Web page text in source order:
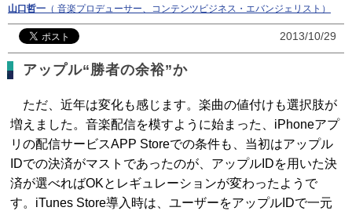
山口哲一 （ 音楽プロデューサー、コンテンツビジネス・エバンジェリスト）
2013/10/29
アップル“勝者の余裕”か
ただ、近年は変化も感じます。楽曲の値付けも選択肢が
増えました。音楽配信を模すように始まった、iPhoneアプ
リの配信サービスAPP Storeでの条件も、当初はアップル
IDでの決済がマストであったのが、アップルIDを用いた決
済が選べればOKとレギュレーションが変わったようで
す。iTunes Store導入時は、ユーザーをアップルIDで一元